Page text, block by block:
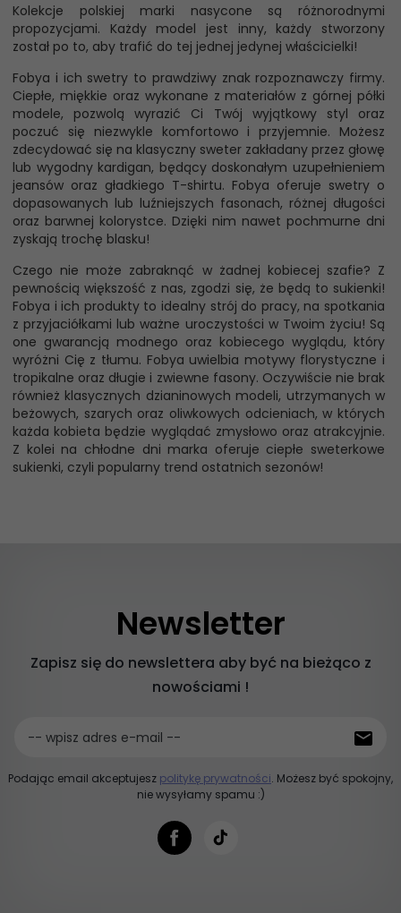
Kolekcje polskiej marki nasycone są różnorodnymi
propozycjami. Każdy model jest inny, każdy stworzony
został po to, aby trafić do tej jednej jedynej właścicielki!
Fobya i ich swetry to prawdziwy znak rozpoznawczy firmy.
Ciepłe, miękkie oraz wykonane z materiałów z górnej półki
modele, pozwolą wyrazić Ci Twój wyjątkowy styl oraz
poczuć się niezwykle komfortowo i przyjemnie. Możesz
zdecydować się na klasyczny sweter zakładany przez głowę
lub wygodny kardigan, będący doskonałym uzupełnieniem
jeansów oraz gładkiego T-shirtu. Fobya oferuje swetry o
dopasowanych lub luźniejszych fasonach, różnej długości
oraz barwnej kolorystce. Dzięki nim nawet pochmurne dni
zyskają trochę blasku!
Czego nie może zabraknąć w żadnej kobiecej szafie? Z
pewnością większość z nas, zgodzi się, że będą to sukienki!
Fobya i ich produkty to idealny strój do pracy, na spotkania
z przyjaciółkami lub ważne uroczystości w Twoim życiu! Są
one gwarancją modnego oraz kobiecego wyglądu, który
wyróżni Cię z tłumu. Fobya uwielbia motywy florystyczne i
tropikalne oraz długie i zwiewne fasony. Oczywiście nie brak
również klasycznych dzianinowych modeli, utrzymanych w
beżowych, szarych oraz oliwkowych odcieniach, w których
każda kobieta będzie wyglądać zmysłowo oraz atrakcyjnie.
Z kolei na chłodne dni marka oferuje ciepłe sweterkowe
sukienki, czyli popularny trend ostatnich sezonów!
Newsletter
Zapisz się do newslettera aby być na bieżąco z
nowościami !
-- wpisz adres e-mail --
Podając email akceptujesz politykę prywatności. Możesz być spokojny,
nie wysyłamy spamu :)